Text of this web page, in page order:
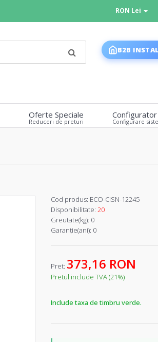
RON Lei
B2B
Oferte Speciale
Reduceri de preturi
Configurator
Configurare
Cod produs: ECO-CISN-12245
Disponibilitate: 20
Greutate(kg): 0
Garanţie(ani): 0
Pret: 373,16 RON
Pretul include TVA (21%)
Include taxa de timbru verde.